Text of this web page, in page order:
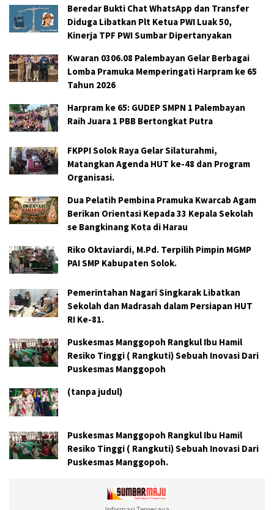
Beredar Bukti Chat WhatsApp dan Transfer
Diduga Libatkan Plt Ketua PWI Luak 50,
Kinerja TPF PWI Sumbar Dipertanyakan
Kwaran 0306.08 Palembayan Gelar Berbagai
Lomba Pramuka Memperingati Harpram ke 65
Tahun 2026
Harpram ke 65: GUDEP SMPN 1 Palembayan
Raih Juara 1 PBB Bertongkat Putra
FKPPI Solok Raya Gelar Silaturahmi,
Matangkan Agenda HUT ke-48 dan Program
Organisasi.
Dua Pelatih Pembina Pramuka Kwarcab Agam
Berikan Orientasi Kepada 33 Kepala Sekolah
se Bangkinang Kota di Harau
Riko Oktaviardi, M.Pd. Terpilih Pimpin MGMP
PAI SMP Kabupaten Solok.
Pemerintahan Nagari Singkarak Libatkan
Sekolah dan Madrasah dalam Persiapan HUT
RI Ke-81.
Puskesmas Manggopoh Rangkul Ibu Hamil
Resiko Tinggi ( Rangkuti) Sebuah Inovasi Dari
Puskesmas Manggopoh
(tanpa judul)
Puskesmas Manggopoh Rangkul Ibu Hamil
Resiko Tinggi ( Rangkuti) Sebuah Inovasi Dari
Puskesmas Manggopoh.